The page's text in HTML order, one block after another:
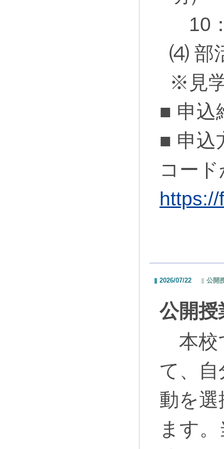
10
⑷ 部
※見
■ 申
■ 申込
コー
2026/07/22 公開
公開授
本校
て、
動を
ます